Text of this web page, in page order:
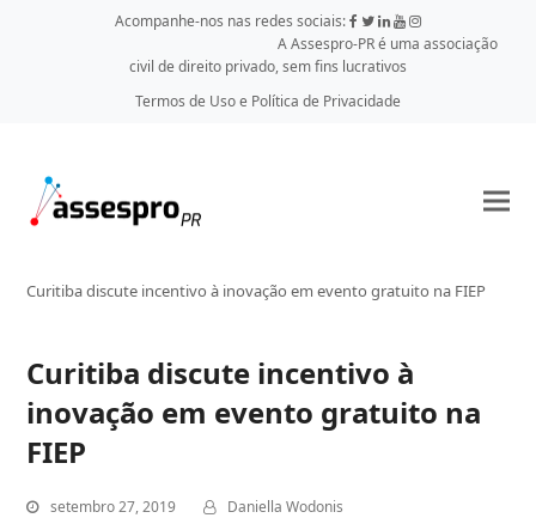
Acompanhe-nos nas redes sociais:
A Assespro-PR é uma associação
civil de direito privado, sem fins lucrativos
Termos de Uso e Política de Privacidade
Curitiba discute incentivo à inovação em evento gratuito na FIEP
Curitiba discute incentivo à
inovação em evento gratuito na
FIEP
setembro 27, 2019
Daniella Wodonis